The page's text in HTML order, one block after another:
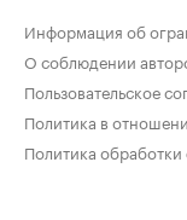
Информация об
О соблюдении
Пользовательское
Политика в
Политика